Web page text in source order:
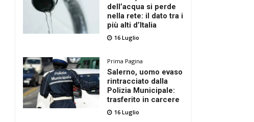
dell’acqua si perde
nella rete: il dato tra i
più alti d’Italia
16 Luglio
Prima Pagina
Salerno, uomo evaso
rintracciato dalla
Polizia Municipale:
trasferito in carcere
16 Luglio